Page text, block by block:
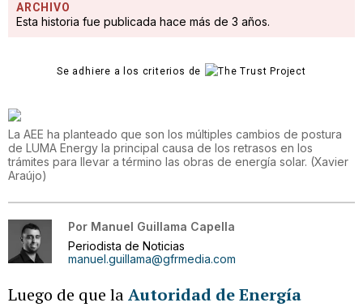
ARCHIVO
Esta historia fue publicada hace más de 3 años.
Se adhiere a los criterios de
La AEE ha planteado que son los múltiples cambios de postura
de LUMA Energy la principal causa de los retrasos en los
trámites para llevar a término las obras de energía solar. (Xavier
Araújo)
Por Manuel Guillama Capella
Periodista de Noticias
manuel.guillama@gfrmedia.com
Luego de que laAutoridad de Energía